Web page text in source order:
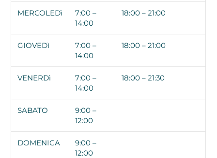
MERCOLEDì
7:00 –
14:00
18:00 – 21:00
GIOVEDì
7:00 –
14:00
18:00 – 21:00
VENERDì
7:00 –
14:00
18:00 – 21:30
SABATO
9:00 –
12:00
DOMENICA
9:00 –
12:00